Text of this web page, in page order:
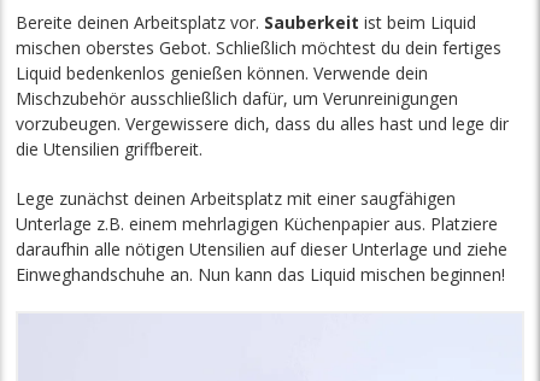
Bereite deinen Arbeitsplatz vor. Sauberkeit ist beim Liquid
mischen oberstes Gebot. Schließlich möchtest du dein fertiges
Liquid bedenkenlos genießen können. Verwende dein
Mischzubehör ausschließlich dafür, um Verunreinigungen
vorzubeugen. Vergewissere dich, dass du alles hast und lege dir
die Utensilien griffbereit.
Lege zunächst deinen Arbeitsplatz mit einer saugfähigen
Unterlage z.B. einem mehrlagigen Küchenpapier aus. Platziere
daraufhin alle nötigen Utensilien auf dieser Unterlage und ziehe
Einweghandschuhe an. Nun kann das Liquid mischen beginnen!